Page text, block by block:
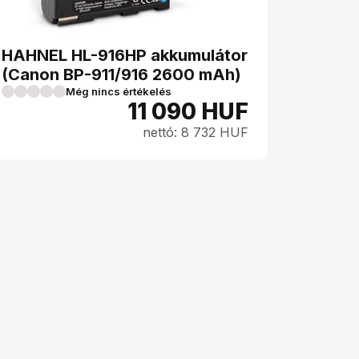
HAHNEL HL-916HP akkumulátor
(Canon BP-911/916 2600 mAh)
Még nincs értékelés
11 090 HUF
nettó: 8 732 HUF